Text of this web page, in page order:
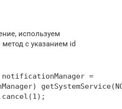
используем
с указанием id
=